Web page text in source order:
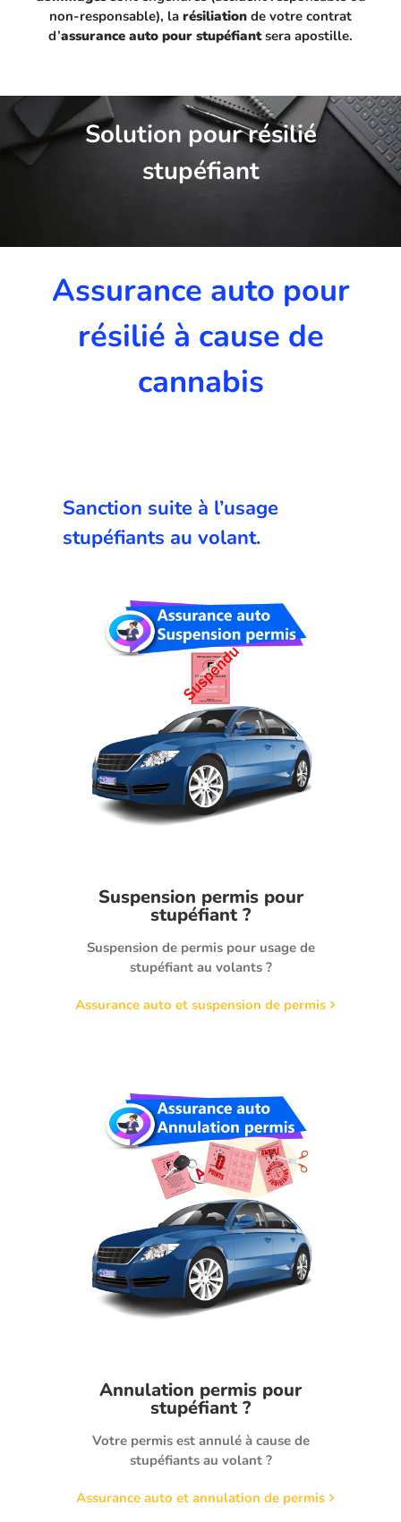
non-responsable), la résiliation de votre contrat
d’assurance auto pour stupéfiantsera apostille.
Solution pour résilié
stupéfiant
Assurance auto pour
résilié à cause de
cannabis
Sanction suite à l’usage
stupéfiants au volant.
Suspension permis pour
stupéfiant ?
Suspension de permis pour usage de
stupéfiant au volants ?
Assurance auto et suspension de permis
Annulation permis pour
stupéfiant ?
Votre permis est annulé à cause de
stupéfiants au volant ?
Assurance auto et annulation de permis